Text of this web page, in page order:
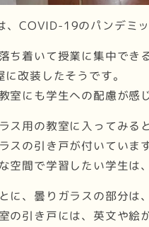
、COVID-19のパンデミ
ち着いて授業に集中で
改装したそうです。
室にも学生への配慮が
ス用の教室に入ってみ
スの引き戸が付いてい
空間で学習したい学生
に、曇りガラスの部分
の引き戸には、英文や絵